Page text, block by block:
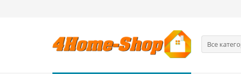
Все